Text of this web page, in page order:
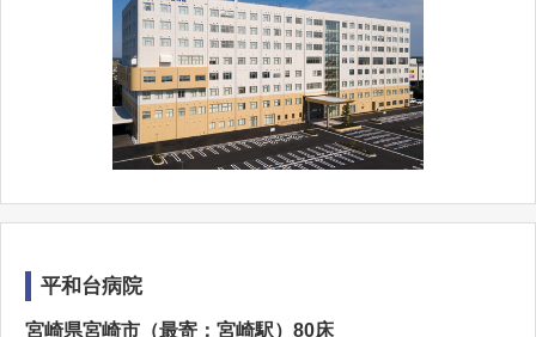
平和台病院
宮崎県宮崎市（最寄：宮崎駅）80床